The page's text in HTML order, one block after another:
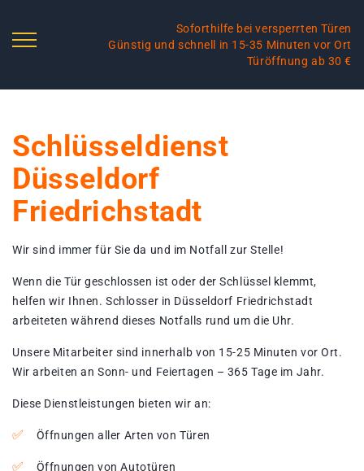
Soforthilfe bei versperrten Türen
Günstig und schnell in 15-35 Minuten vor Ort
Türöffnung ab 30 €
Schlüsseldienst
Düsseldorf
Friedrichstadt
Wir sind immer für Sie da und im Notfall zur Stelle!
Wenn die Tür geschlossen ist oder der Schlüssel klemmt,
helfen wir Ihnen. Schlosser in Düsseldorf Friedrichstadt
arbeiteten während dieses Notfalls rund um die Uhr.
Unsere Mitarbeiter sind innerhalb von 15-25 Minuten vor Ort.
Wir arbeiten an Sonn- und Feiertagen – 365 Tage im Jahr.
Diese Dienstleistungen bieten wir an:
Öffnungen aller Arten von Türen
Öffnungen von Autotüren